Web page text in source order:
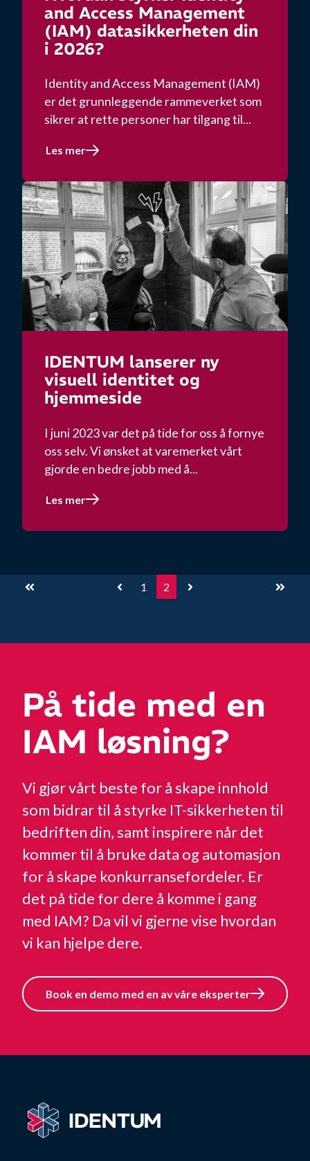
and Access Management
(IAM) datasikkerheten din
i 2026?
Identity and Access Management (IAM)
er det grunnleggende rammeverket som
sikrer at rette personer har tilgang til...
Les mer
IDENTUM lanserer ny
visuell identitet og
hjemmeside
I juni 2023 var det på tide for oss å fornye
oss selv. Vi ønsket at varemerket vårt
gjorde en bedre jobb med å...
Les mer
First Prev 1 2 Next Last
På tide med en
IAM løsning?
Vi gjør vårt beste for å skape innhold
som bidrar til å styrke IT-sikkerheten til
bedriften din, samt inspirere når det
kommer til å bruke data og automasjon
for å skape konkurransefordeler. Er
det på tide for dere å komme i gang
med IAM? Da vil vi gjerne vise hvordan
vi kan hjelpe dere.
Book en demo med en av våre eksperter